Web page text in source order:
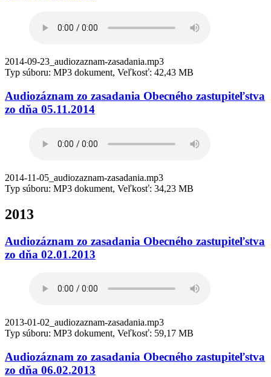
2014-09-23_audiozaznam-zasadania.mp3
Typ súboru: MP3 dokument, Veľkosť: 42,43 MB
Audiozáznam zo zasadania Obecného zastupiteľstva
zo dňa 05.11.2014
2014-11-05_audiozaznam-zasadania.mp3
Typ súboru: MP3 dokument, Veľkosť: 34,23 MB
2013
Audiozáznam zo zasadania Obecného zastupiteľstva
zo dňa 02.01.2013
2013-01-02_audiozaznam-zasadania.mp3
Typ súboru: MP3 dokument, Veľkosť: 59,17 MB
Audiozáznam zo zasadania Obecného zastupiteľstva
zo dňa 06.02.2013